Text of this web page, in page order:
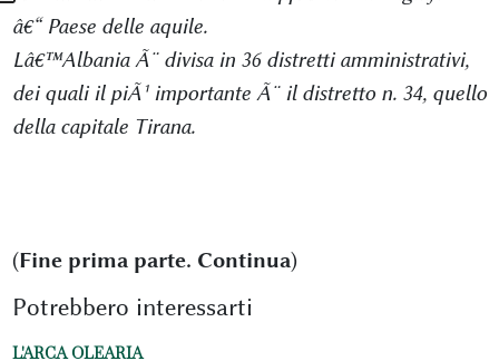
â€“ Paese delle aquile.
Lâ€™Albania Ã¨ divisa in 36 distretti amministrativi,
dei quali il piÃ¹ importante Ã¨ il distretto n. 34, quello
della capitale Tirana.
(Fine prima parte. Continua)
Potrebbero interessarti
L'ARCA OLEARIA